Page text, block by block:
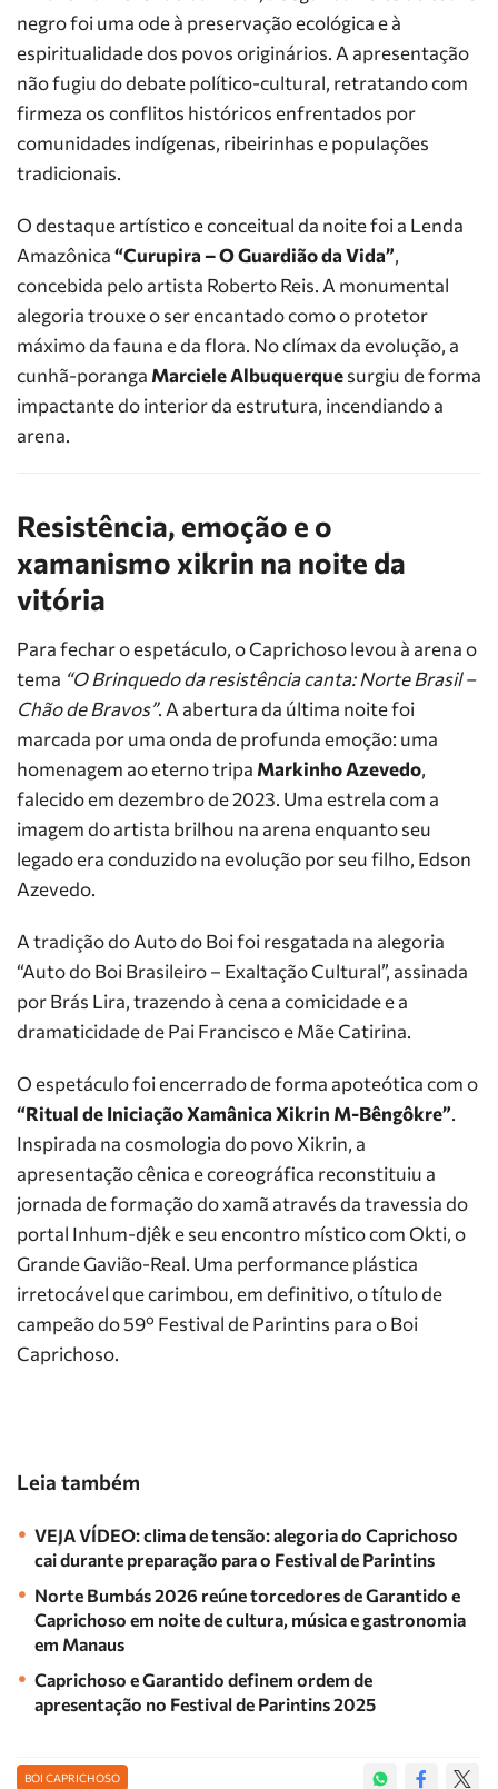
negro foi uma ode à preservação ecológica e à
espiritualidade dos povos originários. A apresentação
não fugiu do debate político-cultural, retratando com
firmeza os conflitos históricos enfrentados por
comunidades indígenas, ribeirinhas e populações
tradicionais.
O destaque artístico e conceitual da noite foi a Lenda
Amazônica“Curupira – O Guardião da Vida”,
concebida pelo artista Roberto Reis. A monumental
alegoria trouxe o ser encantado como o protetor
máximo da fauna e da flora. No clímax da evolução, a
cunhã-poranga Marciele Albuquerquesurgiu de forma
impactante do interior da estrutura, incendiando a
arena.
Resistência, emoção e o
xamanismo xikrin na noite da
vitória
Para fechar o espetáculo, o Caprichoso levou à arena o
tema “O Brinquedo da resistência canta: Norte Brasil –
Chão de Bravos”. A abertura da última noite foi
marcada por uma onda de profunda emoção: uma
homenagem ao eterno tripa Markinho Azevedo,
falecido em dezembro de 2023. Uma estrela com a
imagem do artista brilhou na arena enquanto seu
legado era conduzido na evolução por seu filho, Edson
Azevedo.
A tradição do Auto do Boi foi resgatada na alegoria
“Auto do Boi Brasileiro – Exaltação Cultural”, assinada
por Brás Lira, trazendo à cena a comicidade e a
dramaticidade de Pai Francisco e Mãe Catirina.
O espetáculo foi encerrado de forma apoteótica com o
“Ritual de Iniciação Xamânica Xikrin M-Bêngôkre”.
Inspirada na cosmologia do povo Xikrin, a
apresentação cênica e coreográfica reconstituiu a
jornada de formação do xamã através da travessia do
portal Inhum-djêk e seu encontro místico com Okti, o
Grande Gavião-Real. Uma performance plástica
irretocável que carimbou, em definitivo, o título de
campeão do 59º Festival de Parintins para o Boi
Caprichoso.
Leia também
VEJA VÍDEO: clima de tensão: alegoria do Caprichoso
cai durante preparação para o Festival de Parintins
Norte Bumbás 2026 reúne torcedores de Garantido e
Caprichoso em noite de cultura, música e gastronomia
em Manaus
Caprichoso e Garantido definem ordem de
apresentação no Festival de Parintins 2025
BOI CAPRICHOSO